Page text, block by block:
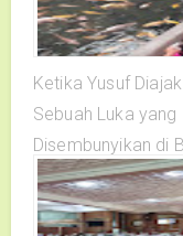
Ketika Yusuf
Sebuah Luka yang
Disembunyikan di
Senyuman